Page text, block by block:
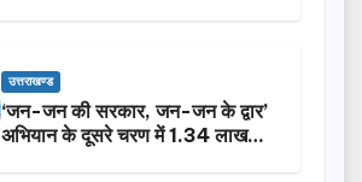
उत्तराखण्ड
‘जन-जन की सरकार, जन-जन के द्वार’
अभियान के दूसरे चरण में 1.34 लाख